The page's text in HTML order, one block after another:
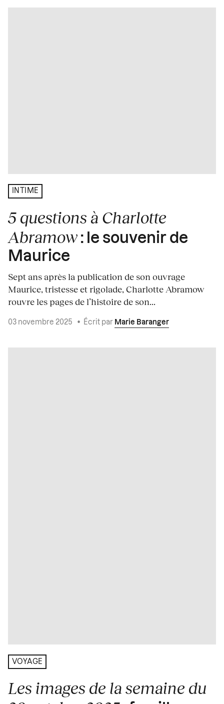
INTIME
5 questions à Charlotte
Abramow : le souvenir de
Maurice
Sept ans après la publication de son ouvrage
Maurice, tristesse et rigolade, Charlotte Abramow
rouvre les pages de l’histoire de son...
03 novembre 2025 • Écrit par Marie Baranger
VOYAGE
Les images de la semaine du